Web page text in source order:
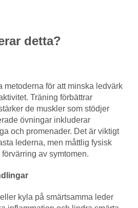
detta?
metoderna för att minska ledvärk
Träning förbättrar
de muskler som stödjer
övningar inkluderar
och promenader. Det är viktigt
lederna, men måttlig fysisk
av symtomen.
kyla på smärtsamma leder